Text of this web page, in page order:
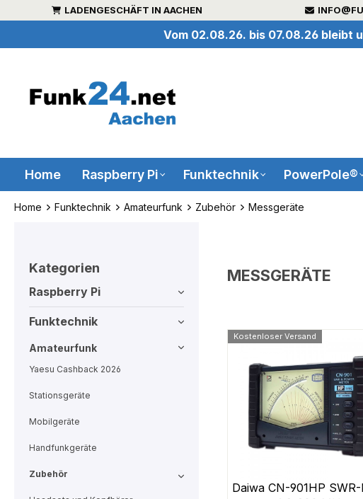
springenLADENGESCHÄFT IN AACHEN
Vom 02.08.26. bis 07.08.26 bleibt
Home Raspberry Pi Funktechnik PowerPole®
Home Funktechnik Amateurfunk Zubehör Messgeräte
Kategorien
Raspberry Pi
Funktechnik
Amateurfunk
Yaesu Cashback 2026
Stationsgeräte
Mobilgeräte
Handfunkgeräte
Zubehör
MESSGERÄTE
Kostenloser Versand
Daiwa CN-901HP